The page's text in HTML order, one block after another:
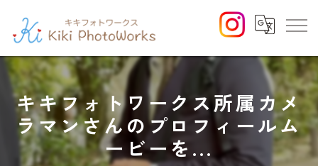
キキフォトワークス所属カメ
ラマンさんのプロフィールム
ービーを...